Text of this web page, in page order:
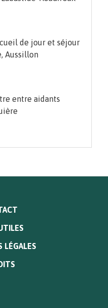
de jour et séjour
Aussillon
entre aidants
LÉGALES